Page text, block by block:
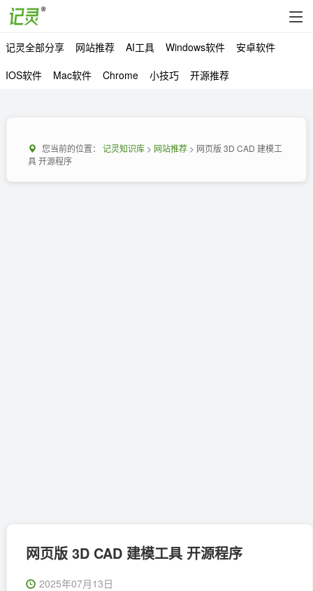
记灵全部分享 网站推荐 AI工具 Windows软件
安卓软件
IOS软件
Mac软件 Chrome 小技巧 开源推荐
您当前的位置： 记灵知识库> 网站推荐> 网页版 3D CAD 建模工
具 开源程序
网页版 3D CAD 建模工具 开源程序
2025年07月13日